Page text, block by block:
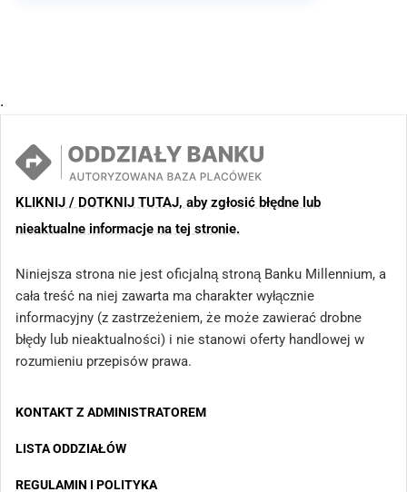
.
KLIKNIJ / DOTKNIJ TUTAJ, aby zgłosić błędne lub
nieaktualne informacje na tej stronie.
Niniejsza strona nie jest oficjalną stroną Banku Millennium, a
cała treść na niej zawarta ma charakter wyłącznie
informacyjny (z zastrzeżeniem, że może zawierać drobne
błędy lub nieaktualności) i nie stanowi oferty handlowej w
rozumieniu przepisów prawa.
KONTAKT Z ADMINISTRATOREM
LISTA ODDZIAŁÓW
REGULAMIN I POLITYKA